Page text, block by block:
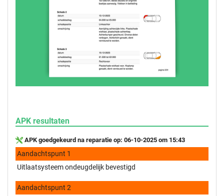
APK resultaten
APK goedgekeurd na reparatie op: 06-10-2025 om 15:43
Aandachtspunt 1
Uitlaatsysteem ondeugdelijk bevestigd
Aandachtspunt 2